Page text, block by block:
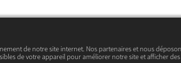
de notre site internet. Nos partenaires et nous
de votre appareil pour améliorer notre site et afficher des